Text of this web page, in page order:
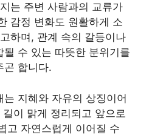
는 주변 사람과의 교류가
감정 변화도 원활하게 소
하며, 관계 속의 갈등이나
수 있는 따뜻한 분위기를
곤 합니다.
지혜와 자유의 상징이어
이 맑게 정리되고 앞으로
고 자연스럽게 이어질 수